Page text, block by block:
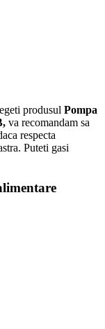
produsul Pompa
, va recomandam sa
respecta
Puteti gasi